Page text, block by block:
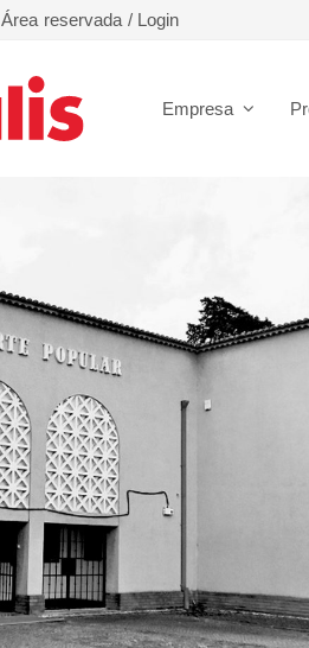
Área reservada / Login
Empresa